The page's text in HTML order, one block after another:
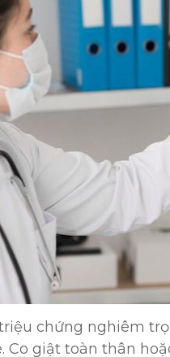
chứng nghiêm
Co giật toàn thân